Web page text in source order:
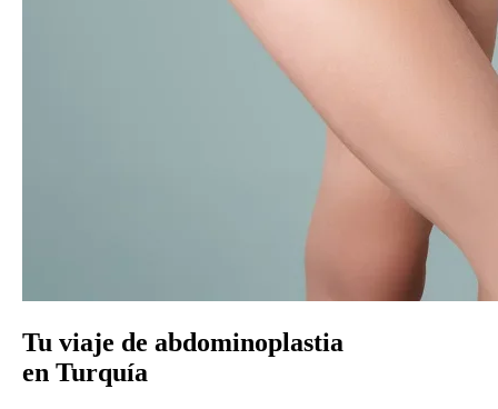
Tu viaje de abdominoplastia
en Turquía